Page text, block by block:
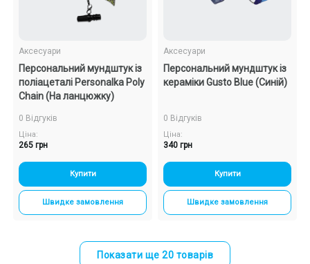
Аксесуари
Персональний мундштук із
поліацеталі Personalka Poly
Chain (На ланцюжку)
0 Відгуків
Ціна:
265 грн
Купити
Швидке замовлення
Аксесуари
Персональний мундштук із
кераміки Gusto Blue (Синій)
0 Відгуків
Ціна:
340 грн
Купити
Швидке замовлення
Показати ще 20 товарів